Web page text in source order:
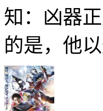
知：凶器
的是，他